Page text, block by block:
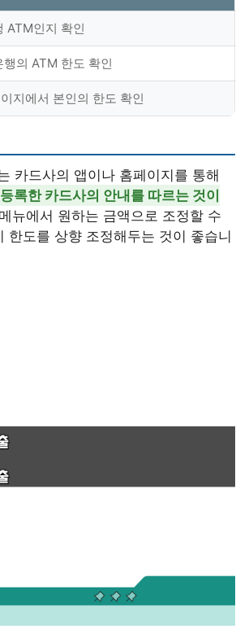
ATM인지 확인
의 ATM 한도 확인
지에서 본인의 한도 확인
카드사의 앱이나 홈페이지를 통해
록한 카드사의 안내를 따르는 것이
뉴에서 원하는 금액으로 조정할 수
도를 상향 조정해두는 것이 좋습니